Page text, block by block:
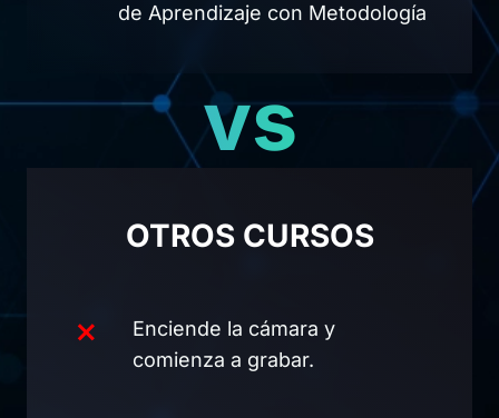
de Aprendizaje con Metodología
vs
OTROS CURSOS
Enciende la cámara y
comienza a grabar.